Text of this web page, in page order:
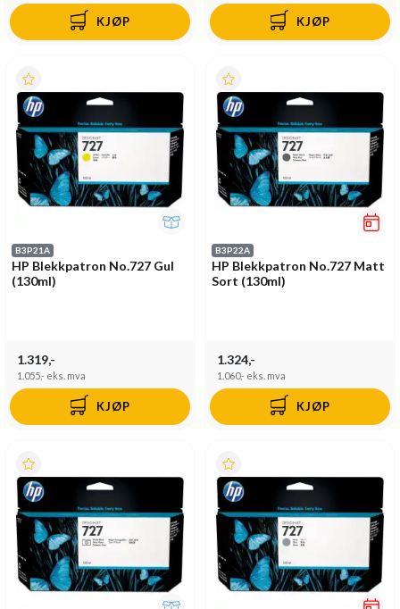
KJØP KJØP
B3P21A
HP Blekkpatron No.727 Gul
(130ml)
1.319,-
1.055,- eks. mva
KJØP
B3P22A
HP Blekkpatron No.727 Matt
Sort (130ml)
1.324,-
1.060,- eks. mva
KJØP